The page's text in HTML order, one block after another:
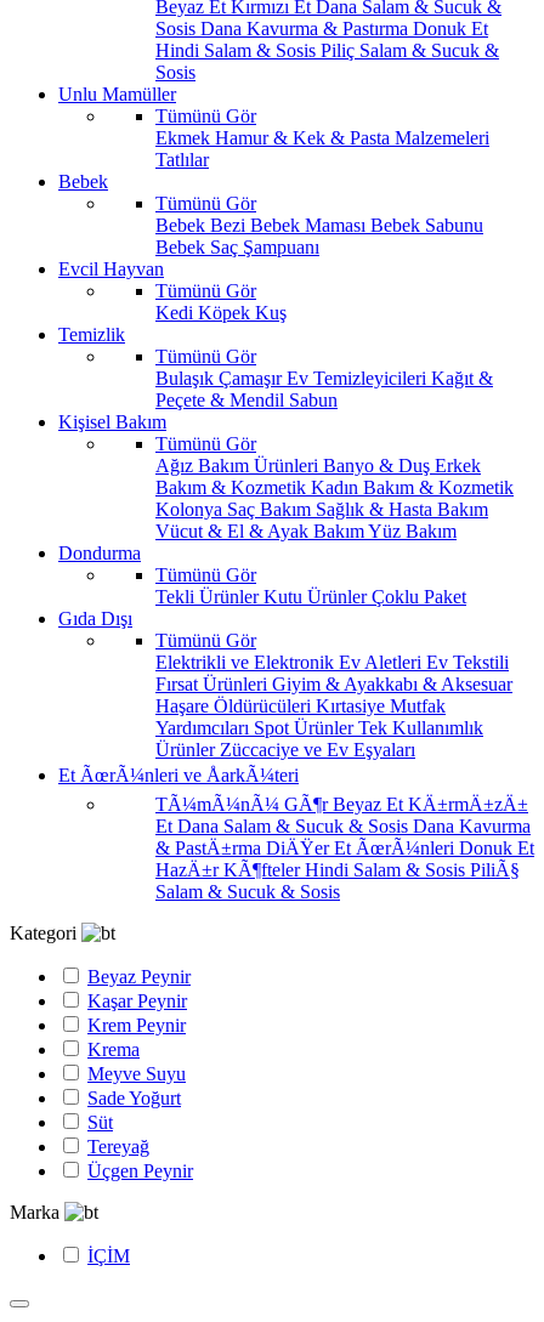
Beyaz Et Kırmızı Et Dana Salam & Sucuk &
Sosis Dana Kavurma & Pastırma Donuk Et
Hindi Salam & Sosis Piliç Salam & Sucuk &
Sosis
Unlu Mamüller
Tümünü Gör
Ekmek Hamur & Kek & Pasta Malzemeleri
Tatlılar
Bebek
Tümünü Gör
Bebek Bezi Bebek Maması Bebek Sabunu
Bebek Saç Şampuanı
Evcil Hayvan
Tümünü Gör
Kedi Köpek Kuş
Temizlik
Tümünü Gör
Bulaşık ÇamaşırEv Temizleyicileri Kağıt &
Peçete & Mendil Sabun
Kişisel Bakım
Tümünü Gör
Ağız Bakım Ürünleri Banyo & Duş Erkek
Bakım & Kozmetik Kadın Bakım & Kozmetik
Kolonya Saç Bakım Sağlık & Hasta Bakım
Vücut & El & Ayak BakımYüz Bakım
Dondurma
Tümünü Gör
Tekli ÜrünlerKutu ÜrünlerÇoklu Paket
Gıda Dışı
Tümünü Gör
Elektrikli ve Elektronik Ev Aletleri Ev Tekstili
Fırsat Ürünleri Giyim & Ayakkabı & Aksesuar
Haşare Öldürücüleri Kırtasiye Mutfak
Yardımcıları Spot ÜrünlerTek Kullanımlık
Ürünler Züccaciye ve Ev Eşyaları
Et ÃœrÃ¼nleri ve ÅarkÃ¼teri
TÃ¼mÃ¼nÃ¼ GÃ¶rBeyaz Et KÄ±rmÄ±zÄ±
Et Dana Salam & Sucuk & Sosis Dana Kavurma
& PastÄ±rma DiÄŸer Et ÃœrÃ¼nleri Donuk Et
HazÄ±r KÃ¶ftelerHindi Salam & Sosis PiliÃ§
Salam & Sucuk & Sosis
Kategori
Beyaz Peynir
Kaşar Peynir
Krem Peynir
Krema
Meyve Suyu
Sade Yoğurt
Süt
Tereyağ
Üçgen Peynir
Marka
İÇİM